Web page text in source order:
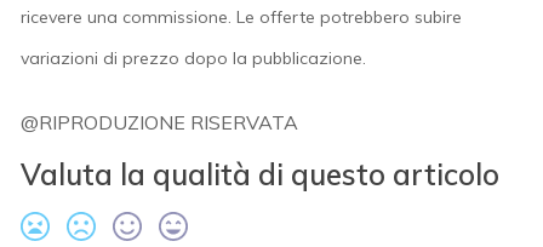
ricevere una commissione. Le offerte potrebbero subire
variazioni di prezzo dopo la pubblicazione.
@RIPRODUZIONE RISERVATA
Valuta la qualità di questo articolo